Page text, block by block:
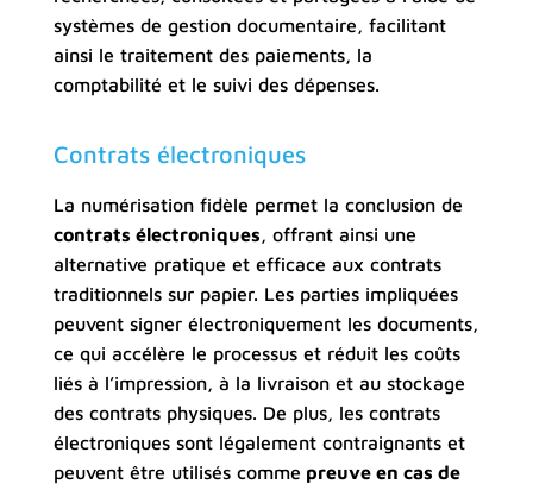
systèmes de gestion documentaire, facilitant
ainsi le traitement des paiements, la
comptabilité et le suivi des dépenses.
Contrats électroniques
La numérisation fidèle permet la conclusion de
contrats électroniques, offrant ainsi une
alternative pratique et efficace aux contrats
traditionnels sur papier. Les parties impliquées
peuvent signer électroniquement les documents,
ce qui accélère le processus et réduit les coûts
liés à l’impression, à la livraison et au stockage
des contrats physiques. De plus, les contrats
électroniques sont légalement contraignants et
peuvent être utilisés comme preuve en cas de